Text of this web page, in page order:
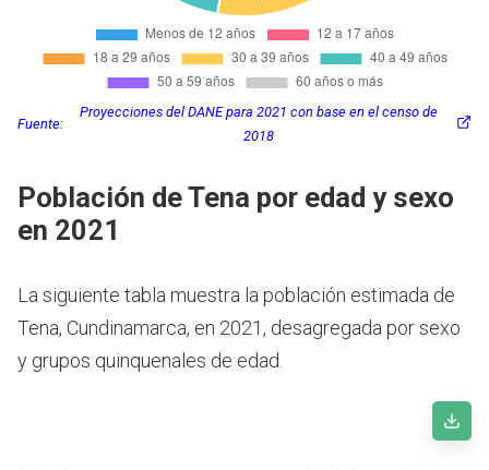
Fuente:
Proyecciones del DANE para 2021 con base en el censo de
2018
Población de Tena por edad y sexo
en 2021
La siguiente tabla muestra la población estimada de
Tena, Cundinamarca, en 2021, desagregada por sexo
y grupos quinquenales de edad.